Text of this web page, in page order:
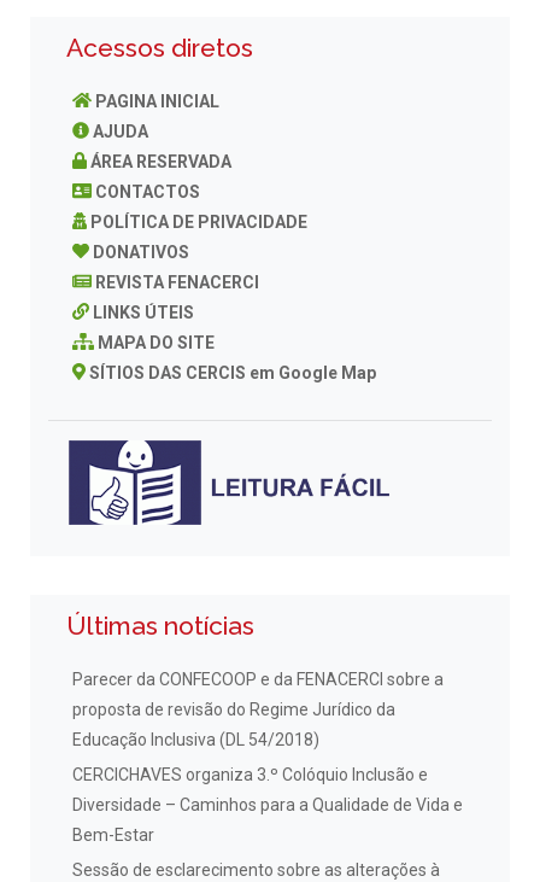
Acessos diretos
PAGINA INICIAL
AJUDA
ÁREA RESERVADA
CONTACTOS
POLÍTICA DE PRIVACIDADE
DONATIVOS
REVISTA FENACERCI
LINKS ÚTEIS
MAPA DO SITE
SÍTIOS DAS CERCIS em Google Map
Últimas notícias
Parecer da CONFECOOP e da FENACERCI sobre a
proposta de revisão do Regime Jurídico da
Educação Inclusiva (DL 54/2018)
CERCICHAVES organiza 3.º Colóquio Inclusão e
Diversidade – Caminhos para a Qualidade de Vida e
Bem-Estar
Sessão de esclarecimento sobre as alterações à